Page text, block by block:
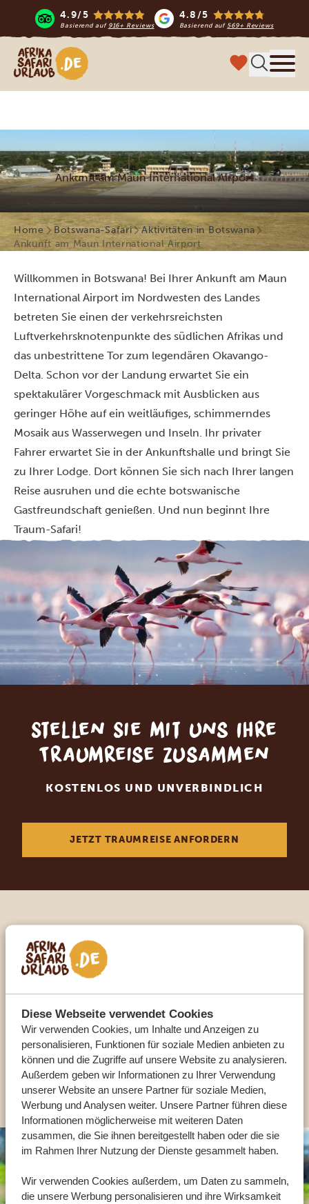
Diese Webseite verwendet Cookies
Wir verwenden Cookies, um Inhalte und Anzeigen zu
personalisieren, Funktionen für soziale Medien anbieten zu
können und die Zugriffe auf unsere Website zu analysieren.
Außerdem geben wir Informationen zu Ihrer Verwendung
unserer Website an unsere Partner für soziale Medien,
Werbung und Analysen weiter. Unsere Partner führen diese
Informationen möglicherweise mit weiteren Daten
zusammen, die Sie ihnen bereitgestellt haben oder die sie
im Rahmen Ihrer Nutzung der Dienste gesammelt haben.
Wir verwenden Cookies außerdem, um Daten zu sammeln,
die unsere Werbung personalisieren und ihre Wirksamkeit
4.9/5
Basierend auf 916+ Reviews
4.8/5
Basierend auf569+ Reviews
Afrika Safari Urlaub
Ankunft am Maun International Airport
Home Botswana-Safari
Aktivitäten in Botswana
Ankunft am Maun International Airport
Willkommen in Botswana! Bei Ihrer Ankunft am Maun
International Airport im Nordwesten des Landes
betreten Sie einen der verkehrsreichsten
Luftverkehrsknotenpunkte des südlichen Afrikas und
das unbestrittene Tor zum legendären Okavango-
Delta. Schon vor der Landung erwartet Sie ein
spektakulärer Vorgeschmack mit Ausblicken aus
geringer Höhe auf ein weitläufiges, schimmerndes
Mosaik aus Wasserwegen und Inseln. Ihr privater
Fahrer erwartet Sie in der Ankunftshalle und bringt Sie
zu Ihrer Lodge. Dort können Sie sich nach Ihrer langen
Reise ausruhen und die echte botswanische
Gastfreundschaft genießen. Und nun beginnt Ihre
Traum-Safari!
Stellen Sie mit uns Ihre
Traumreise zusammen
KOSTENLOS UND UNVERBINDLICH
JETZT TRAUMREISE ANFORDERN
Sprechen Sie mit einem
Reiseberater
UNSERE EXPERTEN HELFEN IHNEN GERN
DE:+49 3222 1850 795
ANDERE LÄNDER